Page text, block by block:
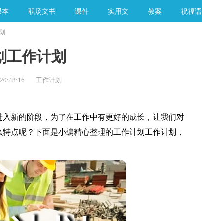
本 职场文书 课件 实用文 教案 祝福语
工作计划
工作计划
的阶段，为了在工作中有更好的成长，让我们对
点呢？下面是小编精心整理的工作计划工作计划，